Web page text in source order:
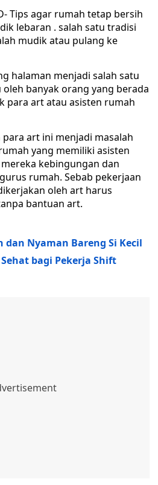
Tips agar rumah tetap bersih
lebaran . salah satu tradisi
mudik atau pulang ke
halaman menjadi salah satu
banyak orang yang berada
para art atau asisten rumah
art ini menjadi masalah
yang memiliki asisten
kebingungan dan
rumah. Sebab pekerjaan
oleh art harus
bantuan art.
dan Nyaman Bareng Si Kecil
bagi Pekerja Shift